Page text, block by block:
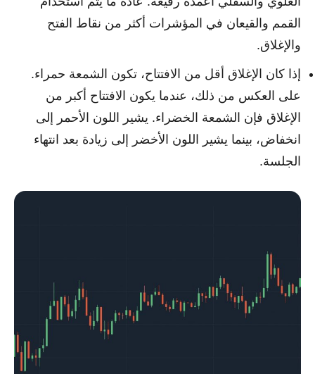
القمم والقيعان في المؤشرات أكثر من نقاط الفتح
والإغلاق.
إذا كان الإغلاق أقل من الافتتاح، تكون الشمعة حمراء.
على العكس من ذلك، عندما يكون الافتتاح أكبر من
الإغلاق فإن الشمعة الخضراء. يشير اللون الأحمر إلى
انخفاض، بينما يشير اللون الأخضر إلى زيادة بعد انتهاء
الجلسة.